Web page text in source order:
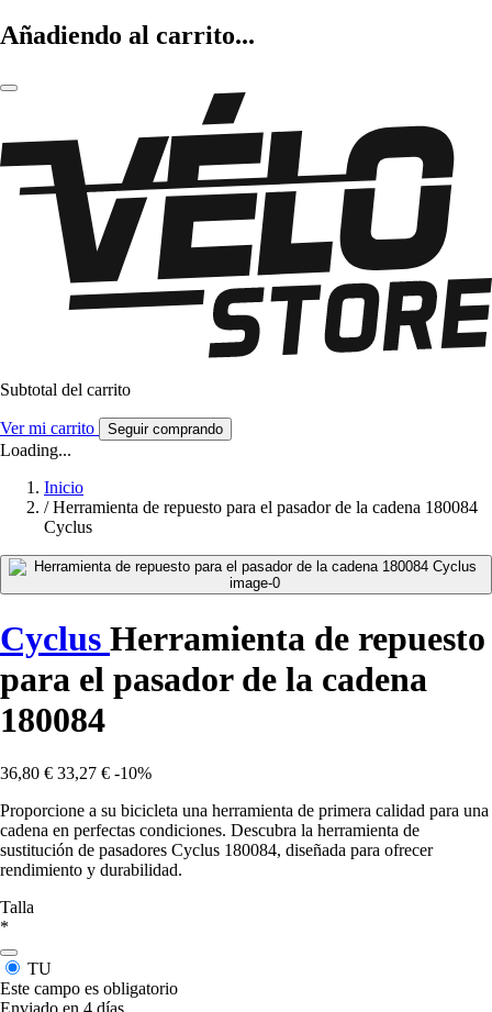
Añadiendo al carrito...
Subtotal del carrito
Ver mi carrito Seguir comprando
Loading...
Inicio
/ Herramienta de repuesto para el pasador de la cadena 180084
Cyclus
Cyclus Herramienta de repuesto
para el pasador de la cadena
180084
36,80 € 33,27 € -10%
Proporcione a su bicicleta una herramienta de primera calidad para una
cadena en perfectas condiciones. Descubra la herramienta de
sustitución de pasadores Cyclus 180084, diseñada para ofrecer
rendimiento y durabilidad.
Talla
*
TU
Este campo es obligatorio